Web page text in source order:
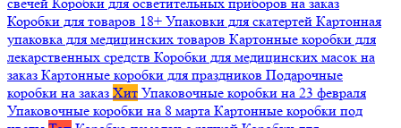
свечей Коробки для осветительных приборов на заказ
Коробки для товаров 18+ Упаковки для скатертей Картонная
упаковка для медицинских товаров Картонные коробки для
лекарственных средств Коробки для медицинских масок на
заказ Картонные коробки для праздников Подарочные
коробки на заказ Хит Упаковочные коробки на 23 февраля
Упаковочные коробки на 8 марта Картонные коробки под